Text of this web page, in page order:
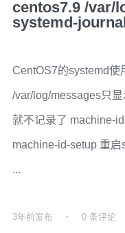
centos7.9 /var/
systemd-
CentOS7的systemd使
/var/log/messages只
就不记录了 machine-
machine-id-setup 重
...
3年前发布 0 条评论